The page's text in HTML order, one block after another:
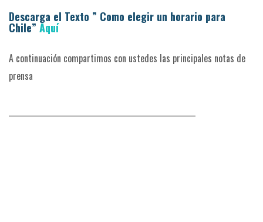
Descarga el Texto ” Como elegir un horario para
Chile” Aquí
A continuación compartimos con ustedes las principales notas de
prensa